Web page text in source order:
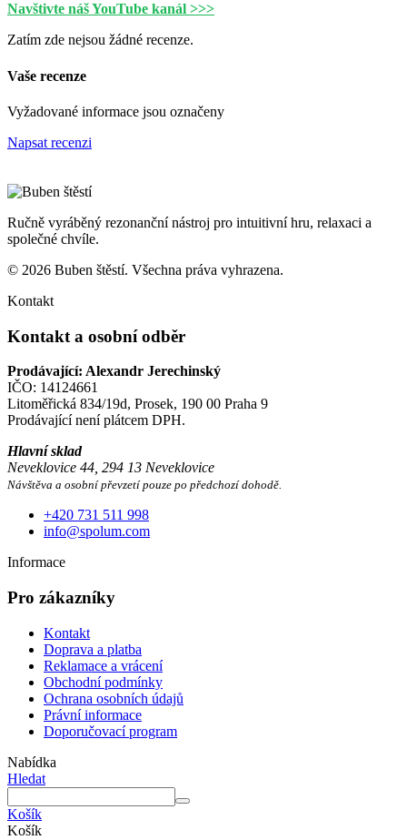
Navštivte náš YouTube kanál >>>
Zatím zde nejsou žádné recenze.
Vaše recenze
Vyžadované informace jsou označeny
Napsat recenzi
Ručně vyráběný rezonanční nástroj pro intuitivní hru, relaxaci a
společné chvíle.
© 2026 Buben štěstí. Všechna práva vyhrazena.
Kontakt
Kontakt a osobní odběr
Prodávající: Alexandr Jerechinský
IČO: 14124661
Litoměřická 834/19d, Prosek, 190 00 Praha 9
Prodávající není plátcem DPH.
Hlavní sklad
Neveklovice 44, 294 13 Neveklovice
Návštěva a osobní převzetí pouze po předchozí dohodě.
+420 731 511 998
info@spolum.com
Informace
Pro zákazníky
Kontakt
Doprava a platba
Reklamace a vrácení
Obchodní podmínky
Ochrana osobních údajů
Právní informace
Doporučovací program
Nabídka
Hledat
Košík
Košík